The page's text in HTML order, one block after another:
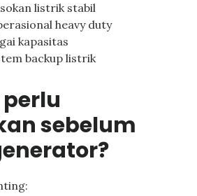
listrik stabil
heavy duty
kapasitas
backup listrik
sebelum